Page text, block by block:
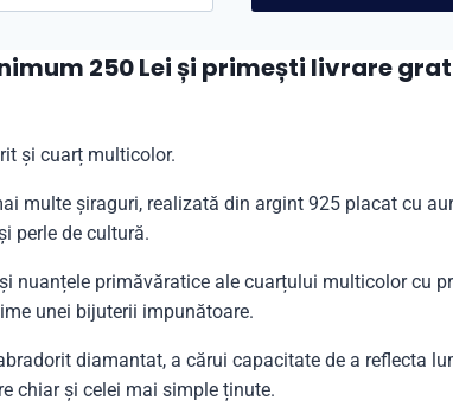
250 Lei și primești livrare
și cuarț multicolor.
multe șiraguri, realizată din argint 925 placat cu
perle de cultură.
nuanțele primăvăratice ale cuarțului multicolor cu
unei bijuterii impunătoare.
diamantat, a cărui capacitate de a reflecta
chiar și celei mai simple ținute.